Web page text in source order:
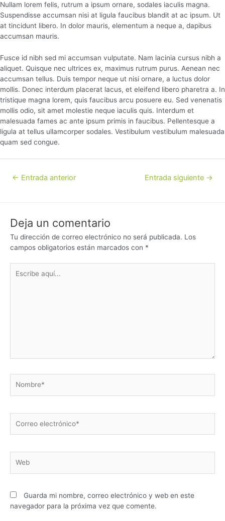
Nullam lorem felis, rutrum a ipsum ornare, sodales iaculis magna.
Suspendisse accumsan nisi at ligula faucibus blandit at ac ipsum. Ut
at tincidunt libero. In dolor mauris, elementum a neque a, dapibus
accumsan mauris.
Fusce id nibh sed mi accumsan vulputate. Nam lacinia cursus nibh a
aliquet. Quisque nec ultrices ex, maximus rutrum purus. Aenean nec
accumsan tellus. Duis tempor neque ut nisi ornare, a luctus dolor
mollis. Donec interdum placerat lacus, et eleifend libero pharetra a. In
tristique magna lorem, quis faucibus arcu posuere eu. Sed venenatis
mollis odio, sit amet molestie neque iaculis quis. Interdum et
malesuada fames ac ante ipsum primis in faucibus. Pellentesque a
ligula at tellus ullamcorper sodales. Vestibulum vestibulum malesuada
quam sed congue.
← Entrada anterior Entrada siguiente →
Deja un comentario
Tu dirección de correo electrónico no será publicada. Los
campos obligatorios están marcados con *
Guarda mi nombre, correo electrónico y web en este
navegador para la próxima vez que comente.